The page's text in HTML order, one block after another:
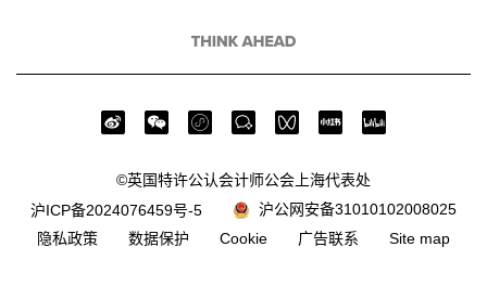
©英国特许公认会计师公会上海代表处
沪ICP备2024076459号-5
沪公网安备31010102008025
隐私政策
数据保护 Cookie 广告联系 Site map